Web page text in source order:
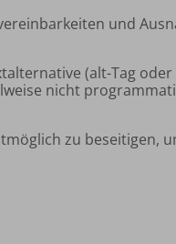
und
(alt-Tag oder
nicht
zu beseitigen,